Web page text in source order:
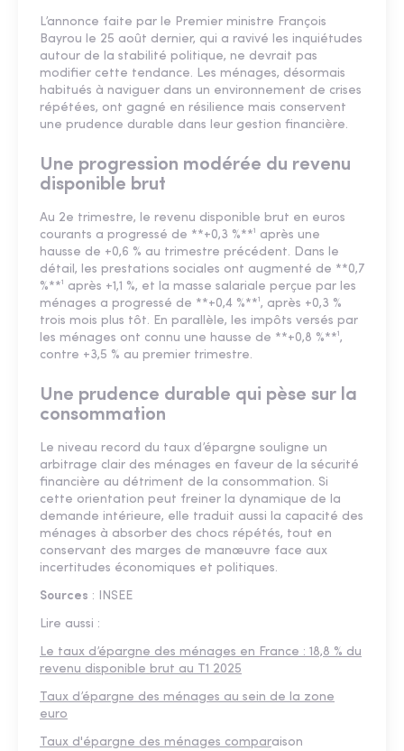
L’annonce faite par le Premier ministre François
Bayrou le 25 août dernier, qui a ravivé les inquiétudes
autour de la stabilité politique, ne devrait pas
modifier cette tendance. Les ménages, désormais
habitués à naviguer dans un environnement de crises
répétées, ont gagné en résilience mais conservent
une prudence durable dans leur gestion financière.
Une progression modérée du revenu
disponible brut
Au 2e trimestre, le revenu disponible brut en euros
courants a progressé de **+0,3 %**¹ après une
hausse de +0,6 % au trimestre précédent. Dans le
détail, les prestations sociales ont augmenté de **0,7
%**¹ après +1,1 %, et la masse salariale perçue par les
ménages a progressé de **+0,4 %**¹, après +0,3 %
trois mois plus tôt. En parallèle, les impôts versés par
les ménages ont connu une hausse de **+0,8 %**¹,
contre +3,5 % au premier trimestre.
Une prudence durable qui pèse sur la
consommation
Le niveau record du taux d’épargne souligne un
arbitrage clair des ménages en faveur de la sécurité
financière au détriment de la consommation. Si
cette orientation peut freiner la dynamique de la
demande intérieure, elle traduit aussi la capacité des
ménages à absorber des chocs répétés, tout en
conservant des marges de manœuvre face aux
incertitudes économiques et politiques.
Sources : INSEE
Lire aussi :
Le taux d’épargne des ménages en France : 18,8 % du
revenu disponible brut au T1 2025
Taux d’épargne des ménages au sein de la zone
euro
Taux d'épargne des ménages comparaison